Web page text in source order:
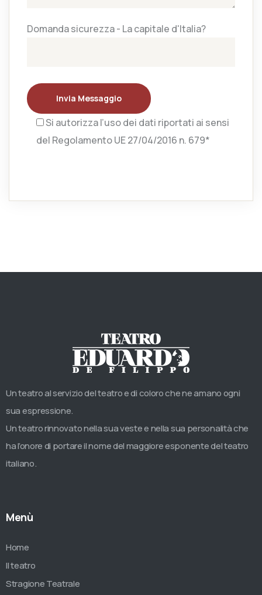
Domanda sicurezza - La capitale d'Italia?
Invia Messaggio
Si autorizza l’uso dei dati riportati ai sensi
del Regolamento UE 27/04/2016 n. 679*
Un teatro al servizio del teatro e di coloro che ne amano ogni
sua espressione.
Un teatro rinnovato nella sua veste e nella sua personalità che
ha l’onore di portare il nome del maggiore esponente del teatro
italiano.
Menù
Home
Il teatro
Stragione Teatrale